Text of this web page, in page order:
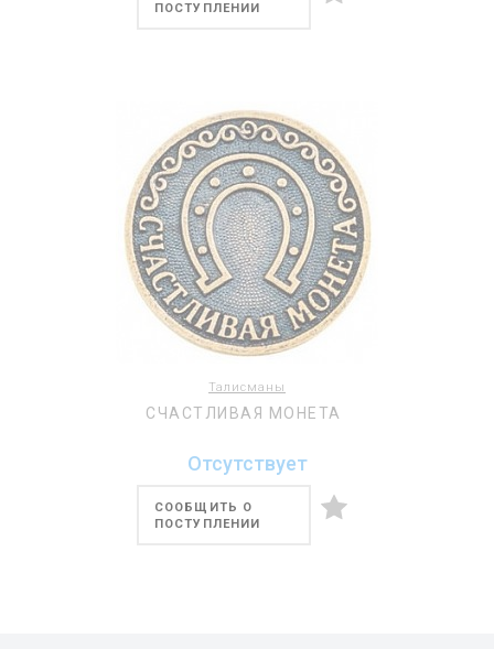
ПОСТУПЛЕНИИ
Талисманы
СЧАСТЛИВАЯ МОНЕТА
Отсутствует
СООБЩИТЬ О
ПОСТУПЛЕНИИ